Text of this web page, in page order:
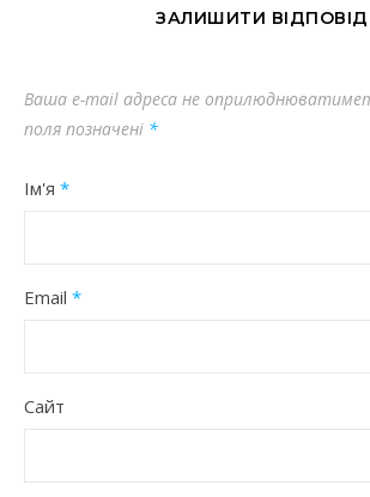
ЗАЛИШИТИ
Ваша e-mail адреса не
поля позначені *
Ім'я *
Email *
Сайт